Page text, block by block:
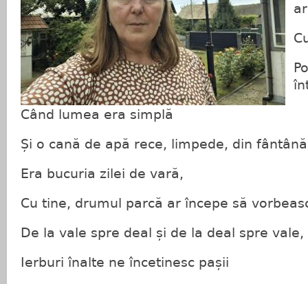
Când lumea era simplă
Și o cană de apă rece, limpede, din
Era bucuria zilei de vară,
Cu tine, drumul parcă ar începe să
De la vale spre deal și de la deal spre vale,
Ierburi înalte ne încetinesc pașii